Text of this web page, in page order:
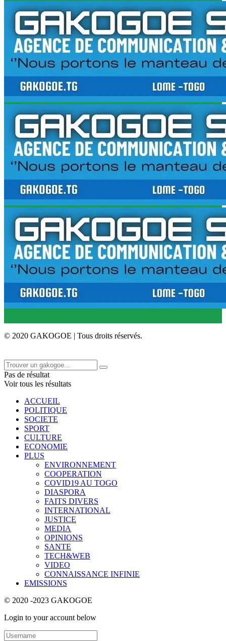
© 2020 GAKOGOE | Tous droits réservés.
Pas de résultat
Voir tous les résultats
ACCUEIL
POLITIQUE
SOCIETE
SPORT
CULTURE
ECONOMIE
PLUS
ENVIRONNEMENT
COOPERATION
COVID19 AU TOGO
DIASPORA
FAITS DIVERS
INTERNATIONAL
JUSTICE
MEDIA
OPINIONS
SANTE
TECH&WEB
VIDEO
CONNAISSANCE INFINIE
EMISSIONS
© 2020 -2023 GAKOGOE
Login to your account below